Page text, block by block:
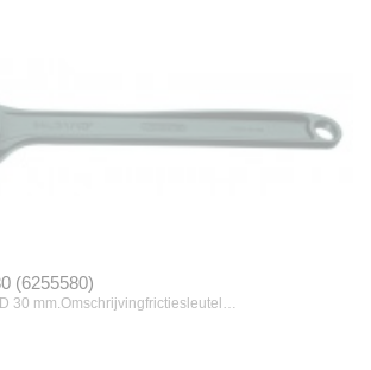
(6255580)
30 mm.Omschrijvingfrictiesleutel…